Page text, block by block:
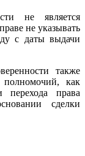
не является
не указывать
с даты выдачи
также
как
перехода права
сделки